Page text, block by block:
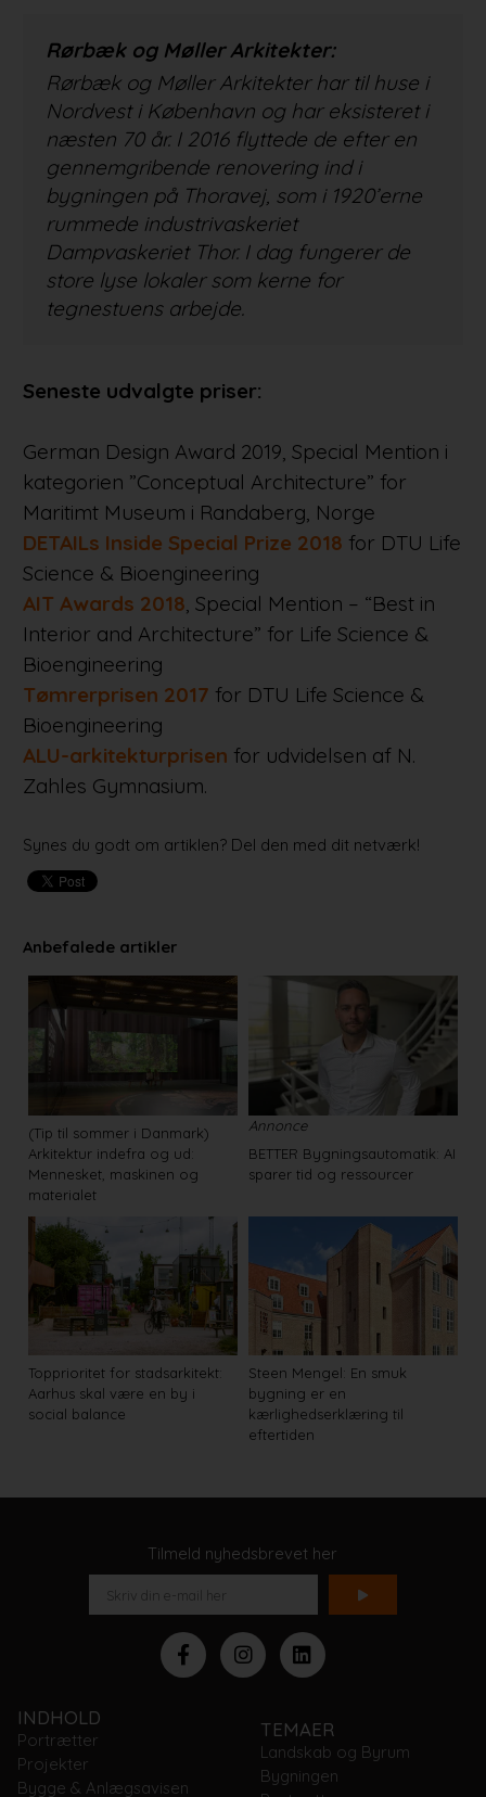
Rørbæk og Møller Arkitekter:
Rørbæk og Møller Arkitekter har til huse i
Nordvest i København og har eksisteret i
næsten 70 år. I 2016 flyttede de efter en
gennemgribende renovering ind i
bygningen på Thoravej, som i 1920’erne
rummede industrivaskeriet
Dampvaskeriet Thor. I dag fungerer de
store lyse lokaler som kerne for
tegnestuens arbejde.
Seneste udvalgte priser:
German Design Award 2019, Special Mention i
kategorien ”Conceptual Architecture” for
Maritimt Museum i Randaberg, Norge
DETAILs Inside Special Prize 2018 for DTU Life
Science & Bioengineering
AIT Awards 2018, Special Mention – “Best in
Interior and Architecture” for Life Science &
Bioengineering
Tømrerprisen 2017 for DTU Life Science &
Bioengineering
ALU-arkitekturprisen for udvidelsen af N.
Zahles Gymnasium.
Synes du godt om artiklen? Del den med dit netværk!
Anbefalede artikler
(Tip til sommer i Danmark)
Arkitektur indefra og ud:
Mennesket, maskinen og
materialet
Annonce
BETTER Bygningsautomatik: AI
sparer tid og ressourcer
Topprioritet for stadsarkitekt:
Aarhus skal være en by i
social balance
Steen Mengel: En smuk
bygning er en
kærlighedserklæring til
eftertiden
Tilmeld nyhedsbrevet her
INDHOLD
Portrætter
Projekter
Bygge & Anlægsavisen
TEMAER
Landskab og Byrum
Bygningen